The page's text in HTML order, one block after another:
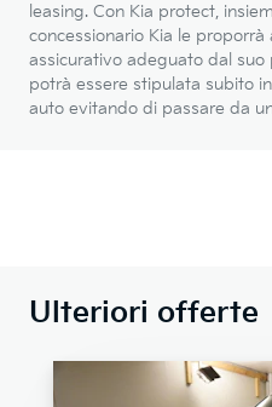
leasing. Con Kia protect,
concessionario Kia le
assicurativo adeguato dal suo
potrà essere stipulata subito
auto evitando di passare da
Ulteriori offerte